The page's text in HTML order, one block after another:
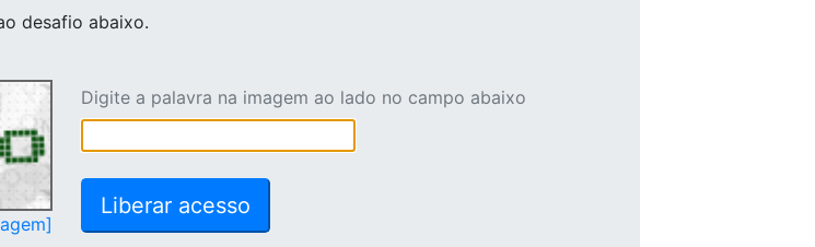
desafio abaixo.
Digite a palavra na imagem ao lado no campo abaixo